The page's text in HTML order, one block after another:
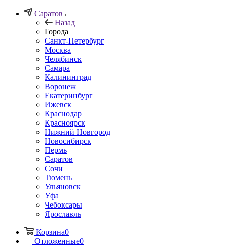
Саратов
Назад
Города
Санкт-Петербург
Москва
Челябинск
Самара
Калининград
Воронеж
Екатеринбург
Ижевск
Краснодар
Красноярск
Нижний Новгород
Новосибирск
Пермь
Саратов
Сочи
Тюмень
Ульяновск
Уфа
Чебоксары
Ярославль
Корзина0
Отложенные0